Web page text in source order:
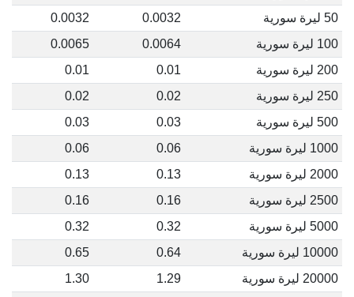
50 ليرة سورية
0.0032
0.0032
100 ليرة سورية
0.0064
0.0065
200 ليرة سورية
0.01
0.01
250 ليرة سورية
0.02
0.02
500 ليرة سورية
0.03
0.03
1000 ليرة سورية
0.06
0.06
2000 ليرة سورية
0.13
0.13
2500 ليرة سورية
0.16
0.16
5000 ليرة سورية
0.32
0.32
10000 ليرة سورية
0.64
0.65
20000 ليرة سورية
1.29
1.30